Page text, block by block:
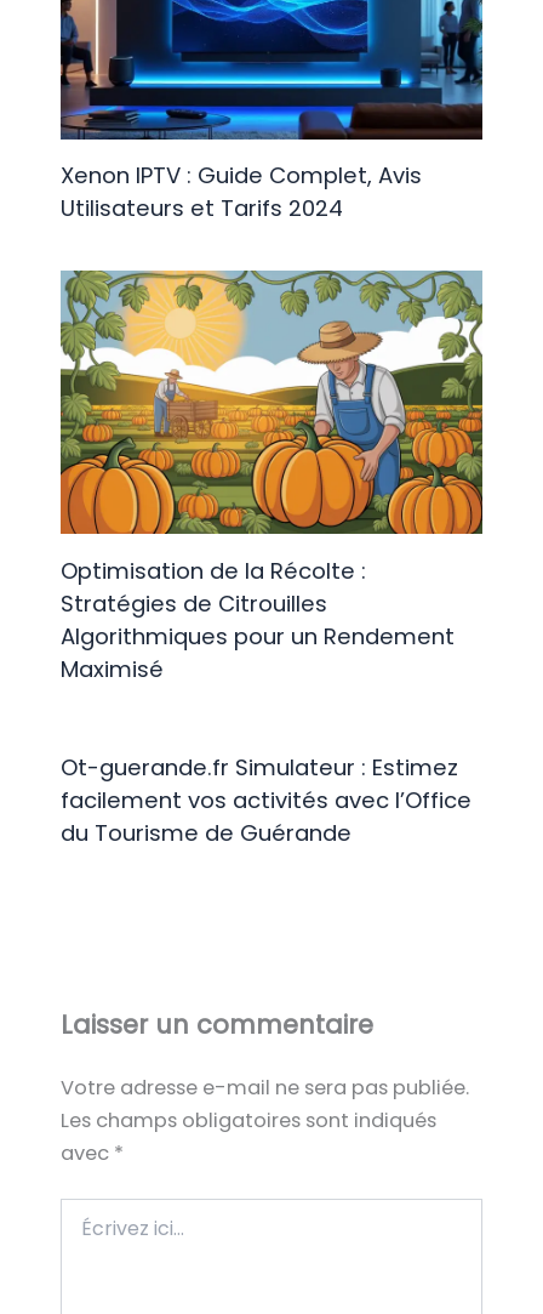
Xenon IPTV : Guide Complet, Avis
Utilisateurs et Tarifs 2024
Optimisation de la Récolte :
Stratégies de Citrouilles
Algorithmiques pour un Rendement
Maximisé
Ot-guerande.fr Simulateur : Estimez
facilement vos activités avec l’Office
du Tourisme de Guérande
Laisser un commentaire
Votre adresse e-mail ne sera pas publiée.
Les champs obligatoires sont indiqués
avec *
ici…